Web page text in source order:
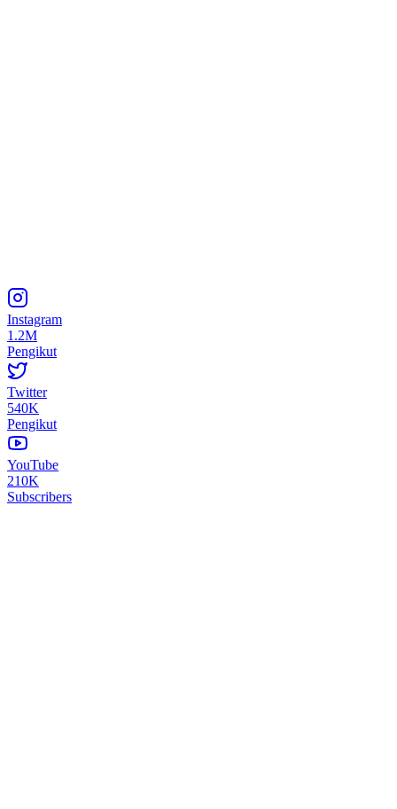
Instagram
1.2M
Pengikut
Twitter
540K
Pengikut
YouTube
210K
Subscribers